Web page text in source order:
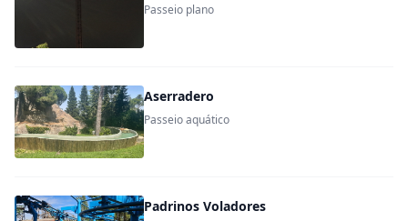
Passeio plano
Aserradero
Passeio aquático
Padrinos Voladores